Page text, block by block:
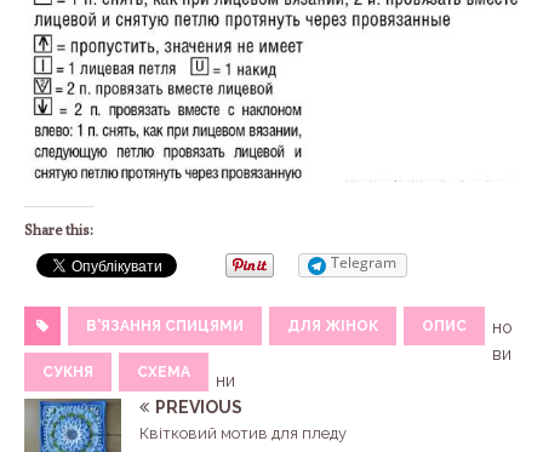
Share this:
Telegram
В'ЯЗАННЯ СПИЦЯМИ ДЛЯ ЖІНОК ОПИС
СУКНЯ СХЕМА
но
ви
ни
PREVIOUS
Квітковий мотив для пледу